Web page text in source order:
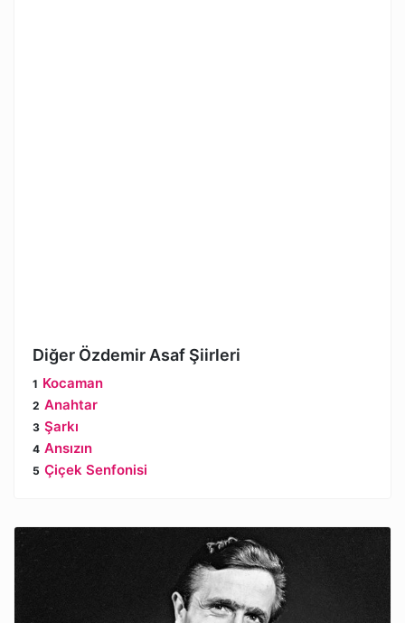
Diğer Özdemir Asaf Şiirleri
Kocaman
Anahtar
Şarkı
Ansızın
Çiçek Senfonisi